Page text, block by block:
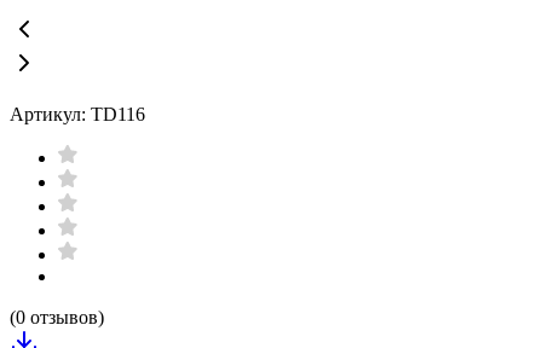
Артикул: TD116
(0 отзывов)